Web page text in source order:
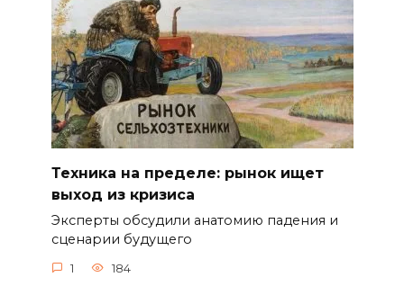
Техника на пределе: рынок ищет
выход из кризиса
Эксперты обсудили анатомию падения и
сценарии будущего
1 184